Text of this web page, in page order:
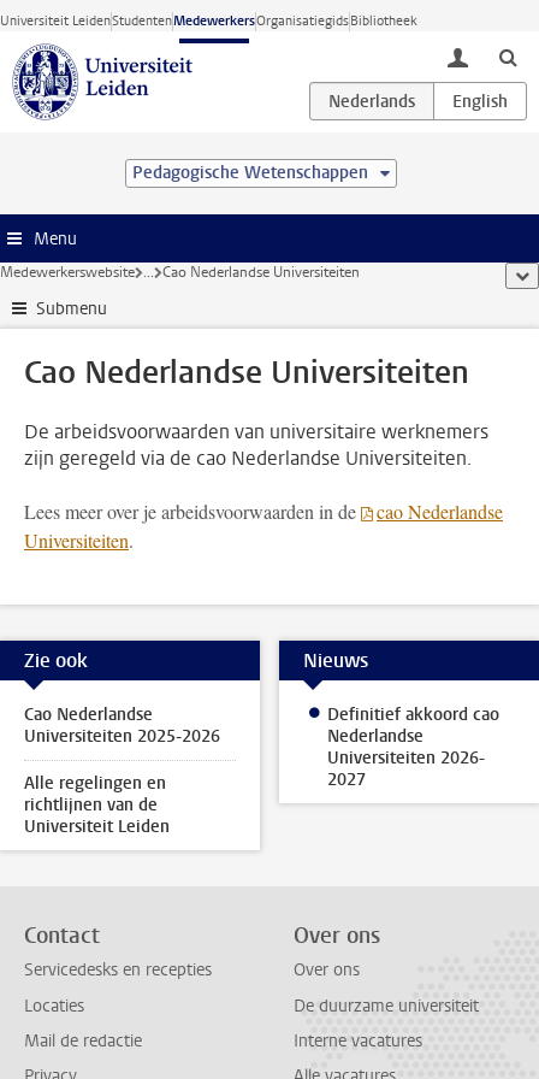
Ga direct naar de inhoud
Universiteit LeidenStudentenMedewerkersOrganisatiegidsBibliotheek
toggle
Pedagogische Wetenschappen
Menu
Medewerkerswebsite ... Cao Nederlandse Universiteiten
Submenu
Cao Nederlandse Universiteiten
De arbeidsvoorwaarden van universitaire werknemers
zijn geregeld via de cao Nederlandse Universiteiten.
Lees meer over je arbeidsvoorwaarden in de
cao Nederlandse
Universiteiten.
Zie ook
Cao Nederlandse
Universiteiten 2025-2026
Alle regelingen en
richtlijnen van de
Universiteit Leiden
Nieuws
Definitief akkoord cao
Nederlandse
Universiteiten 2026-
2027
Contact
Servicedesks en recepties
Locaties
Mail de redactie
Over ons
Over ons
De duurzame universiteit
Interne vacatures